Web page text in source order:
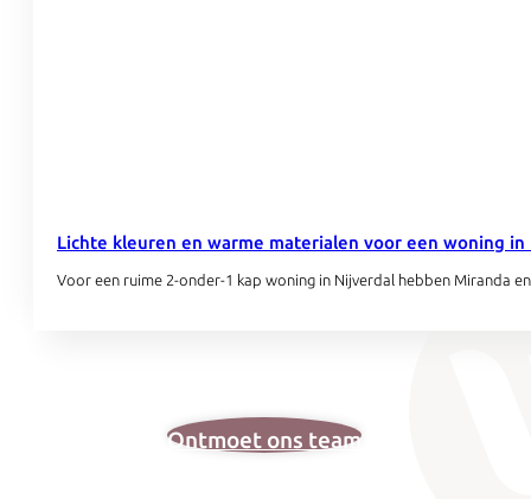
Lichte kleuren en warme materialen voor een woning in
Voor een ruime 2-onder-1 kap woning in Nijverdal hebben Miranda
Ontmoet ons team